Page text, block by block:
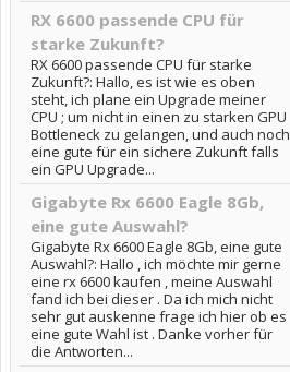
RX 6600 passende CPU für
starke Zukunft?
RX 6600 passende CPU für starke
Zukunft?: Hallo, es ist wie es oben
steht, ich plane ein Upgrade meiner
CPU ; um nicht in einen zu starken GPU
Bottleneck zu gelangen, und auch noch
eine gute für ein sichere Zukunft falls
ein GPU Upgrade...
Gigabyte Rx 6600 Eagle 8Gb,
eine gute Auswahl?
Gigabyte Rx 6600 Eagle 8Gb, eine gute
Auswahl?: Hallo , ich möchte mir gerne
eine rx 6600 kaufen , meine Auswahl
fand ich bei dieser . Da ich mich nicht
sehr gut auskenne frage ich hier ob es
eine gute Wahl ist . Danke vorher für
die Antworten...